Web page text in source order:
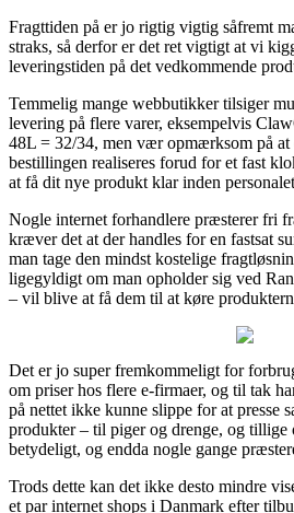
Fragttiden på er jo rigtig vigtig såfremt
straks, så derfor er det ret vigtigt at vi
leveringstiden på det vedkommende
Temmelig mange webbutikker tilsiger
levering på flere varer, eksempelvis
48L = 32/34, men vær opmærksom på at
bestillingen realiseres forud for et fast
at få dit nye produkt klar inden
Nogle internet forhandlere præsterer fri
kræver det at der handles for en fastsat
man tage den mindst kostelige
ligegyldigt om man opholder sig ved
– vil blive at få dem til at køre
Det er jo super fremkommeligt for
om priser hos flere e-firmaer, og til tak
på nettet ikke kunne slippe for at presse
produkter – til piger og drenge, og tillige
betydeligt, og endda nogle gange
Trods dette kan det ikke desto mindre
et par internet shops i Danmark efter